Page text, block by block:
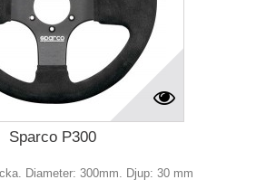
Sparco P300
Diameter: 300mm. Djup: 30 mm